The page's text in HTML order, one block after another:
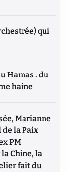
qui
Hamas : du
haine
Marianne
de la Paix
PM
Chine, la
fait du